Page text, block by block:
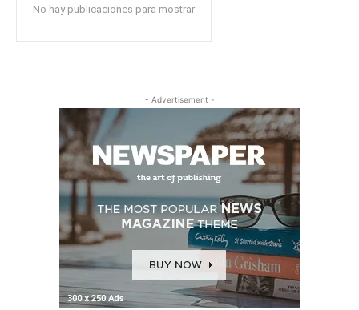
No hay publicaciones para mostrar
- Advertisement -